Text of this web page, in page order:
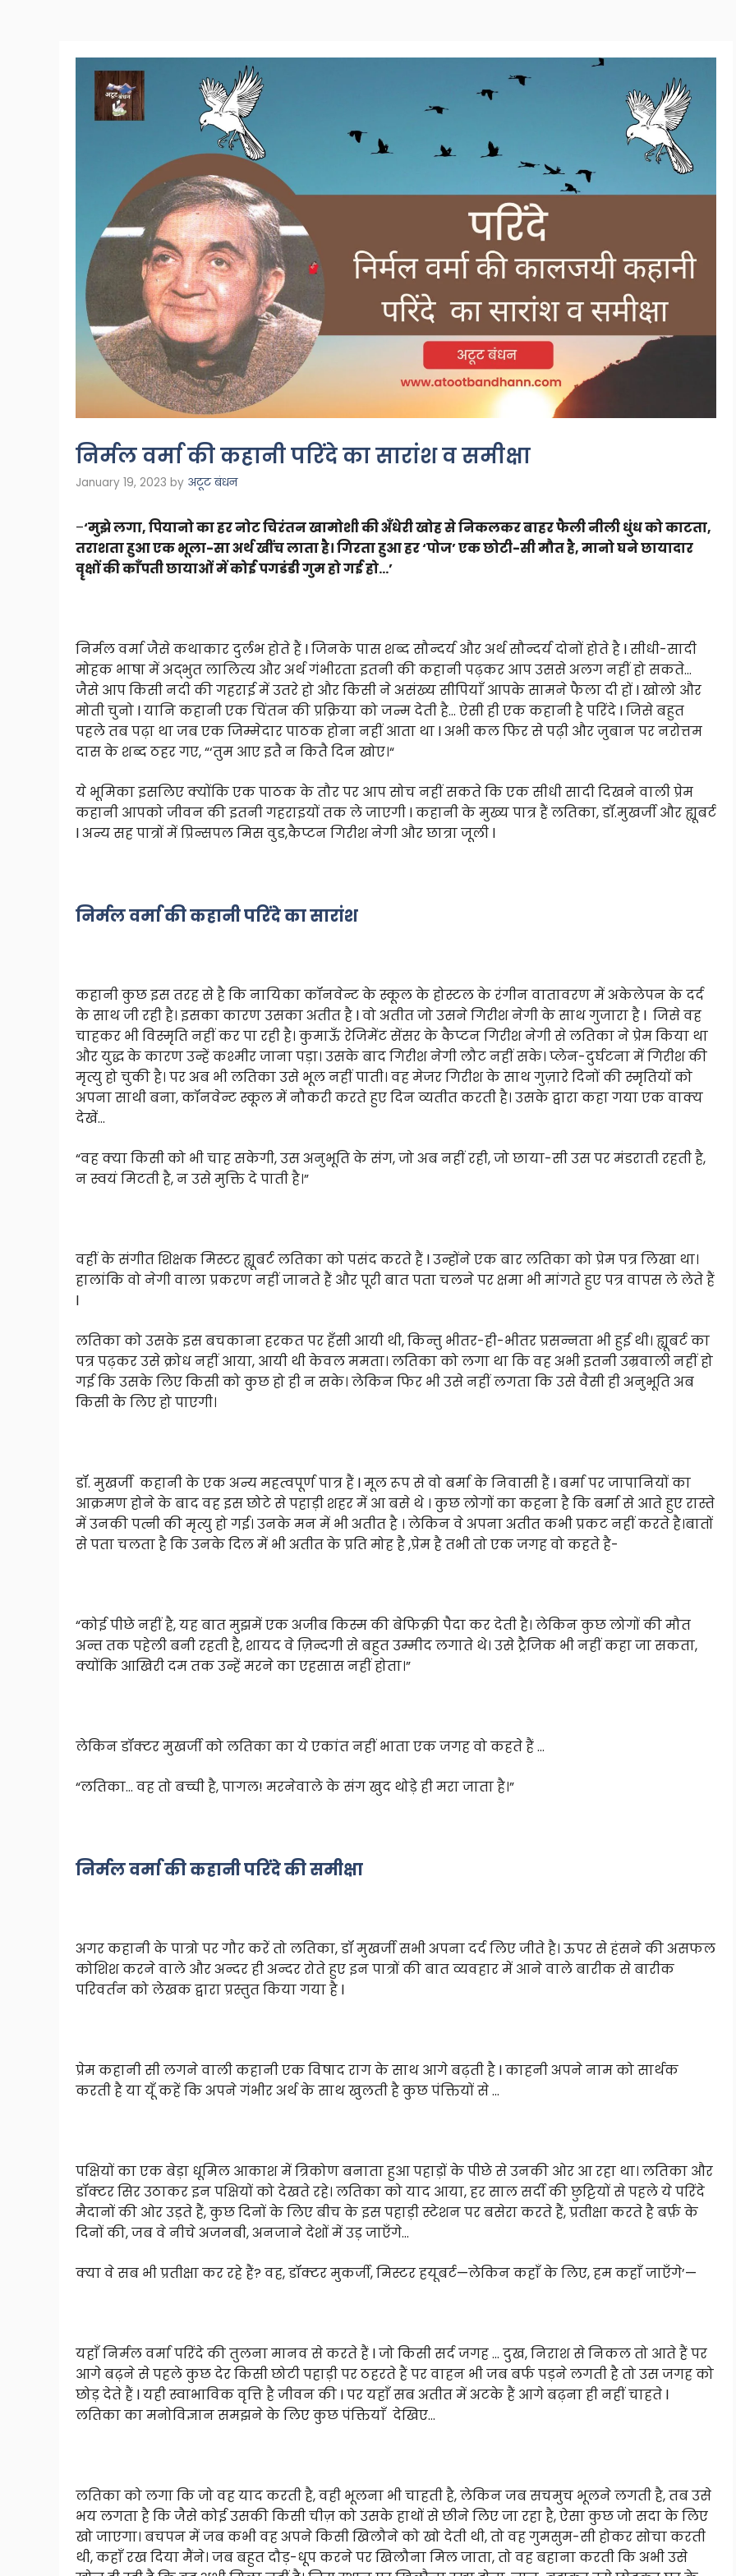
निर्मल वर्मा की कहानी परिंदे का सारांश व समीक्षा
January 19, 2023 by अटूट बंधन
–‘मुझे लगा, पियानो का हर नोट चिरंतन खामोशी की अँधेरी खोह से निकलकर बाहर फैली नीली धुंध को काटता,
तराशता हुआ एक भूला-सा अर्थ खींच लाता है। गिरता हुआ हर ‘पोज’ एक छोटी-सी मौत है, मानो घने छायादार
वॄक्षों की काँपती छायाओं में कोई पगडंडी गुम हो गई हो…’
निर्मल वर्मा जैसे कथाकार दुर्लभ होते हैं l जिनके पास शब्द सौन्दर्य और अर्थ सौन्दर्य दोनों होते है l सीधी-सादी
मोहक भाषा में अद्भुत लालित्य और अर्थ गंभीरता इतनी की कहानी पढ़कर आप उससे अलग नहीं हो सकते…
जैसे आप किसी नदी की गहराई में उतरे हो और किसी ने असंख्य सीपियाँ आपके सामने फैला दी हों l खोलो और
मोती चुनो l यानि कहानी एक चिंतन की प्रक्रिया को जन्म देती है… ऐसी ही एक कहानी है परिंदे l जिसे बहुत
पहले तब पढ़ा था जब एक जिम्मेदार पाठक होना नहीं आता था l अभी कल फिर से पढ़ी और जुबान पर नरोत्तम
दास के शब्द ठहर गए, “‘तुम आए इतै न कितै दिन खोए।“
ये भूमिका इसलिए क्योंकि एक पाठक के तौर पर आप सोच नहीं सकते कि एक सीधी सादी दिखने वाली प्रेम
कहानी आपको जीवन की इतनी गहराइयों तक ले जाएगी l कहानी के मुख्य पात्र हैं लतिका, डॉ.मुखर्जी और ह्यूबर्ट
l अन्य सह पात्रों में प्रिन्सपल मिस वुड,कैप्टन गिरीश नेगी और छात्रा जूली l
निर्मल वर्मा की कहानी परिंदे का सारांश
कहानी कुछ इस तरह से है कि नायिका कॉनवेन्ट के स्कूल के होस्टल के रंगीन वातावरण में अकेलेपन के दर्द
के साथ जी रही है। इसका कारण उसका अतीत है l वो अतीत जो उसने गिरीश नेगी के साथ गुजारा है l जिसे वह
चाहकर भी विस्मृति नहीं कर पा रही है। कुमाऊँ रेजिमेंट सेंसर के कैप्टन गिरीश नेगी से लतिका ने प्रेम किया था
और युद्ध के कारण उन्हें कश्मीर जाना पड़ा। उसके बाद गिरीश नेगी लौट नहीं सके। प्लेन-दुर्घटना में गिरीश की
मृत्यु हो चुकी है। पर अब भी लतिका उसे भूल नहीं पाती। वह मेजर गिरीश के साथ गुज़ारे दिनों की स्मृतियों को
अपना साथी बना, कॉनवेन्ट स्कूल में नौकरी करते हुए दिन व्यतीत करती है। उसके द्वारा कहा गया एक वाक्य
देखें…
“वह क्या किसी को भी चाह सकेगी, उस अनुभूति के संग, जो अब नहीं रही, जो छाया-सी उस पर मंडराती रहती है,
न स्वयं मिटती है, न उसे मुक्ति दे पाती है।”
वहीं के संगीत शिक्षक मिस्टर ह्यूबर्ट लतिका को पसंद करते हैं l उन्होंने एक बार लतिका को प्रेम पत्र लिखा था।
हालांकि वो नेगी वाला प्रकरण नहीं जानते हैं और पूरी बात पता चलने पर क्षमा भी मांगते हुए पत्र वापस ले लेते हैं
l
लतिका को उसके इस बचकाना हरकत पर हँसी आयी थी, किन्तु भीतर-ही-भीतर प्रसन्नता भी हुई थी। ह्यूबर्ट का
पत्र पढ़कर उसे क्रोध नहीं आया, आयी थी केवल ममता। लतिका को लगा था कि वह अभी इतनी उम्रवाली नहीं हो
गई कि उसके लिए किसी को कुछ हो ही न सके। लेकिन फिर भी उसे नहीं लगता कि उसे वैसी ही अनुभूति अब
किसी के लिए हो पाएगी।
डॉ. मुखर्जी कहानी के एक अन्य महत्वपूर्ण पात्र हैं l मूल रूप से वो बर्मा के निवासी हैं l बर्मा पर जापानियों का
आक्रमण होने के बाद वह इस छोटे से पहाड़ी शहर में आ बसे थे । कुछ लोगों का कहना है कि बर्मा से आते हुए रास्ते
में उनकी पत्नी की मृत्यु हो गई। उनके मन‌ में भी अतीत है । लेकिन वे अपना अतीत कभी प्रकट नहीं करते है।बातों
से पता चलता है कि उनके दिल में भी अतीत के प्रति मोह है ,प्रेम है तभी तो एक जगह वो कहते है-
“कोई पीछे नहीं है, यह बात मुझमें एक अजीब किस्म की बेफिक्री पैदा कर देती है। लेकिन कुछ लोगों की मौत
अन्त तक पहेली बनी रहती है, शायद वे ज़िन्दगी से बहुत उम्मीद लगाते थे। उसे ट्रैजिक भी नहीं कहा जा सकता,
क्योंकि आखिरी दम तक उन्हें मरने का एहसास नहीं होता।”
लेकिन डॉक्टर मुखर्जी को लतिका का ये एकांत नहीं भाता एक जगह वो कहते हैं …
“लतिका… वह तो बच्ची है, पागल! मरनेवाले के संग खुद थोड़े ही मरा जाता है।”
निर्मल वर्मा की कहानी परिंदे की समीक्षा
अगर कहानी के पात्रो पर गौर करें तो लतिका, डॉ मुखर्जी सभी अपना दर्द लिए जीते है। ऊपर से हंसने की असफल
कोशिश करने वाले और अन्दर ही अन्दर रोते हुए इन पात्रों की बात व्यवहार में आने वाले बारीक से बारीक
परिवर्तन को लेखक द्वारा प्रस्तुत किया गया है l
प्रेम कहानी सी लगने वाली कहानी एक विषाद राग के साथ आगे बढ़ती है l काहनी अपने नाम को सार्थक
करती है या यूँ कहें कि अपने गंभीर अर्थ के साथ खुलती है कुछ पंक्तियों से …
पक्षियों का एक बेड़ा धूमिल आकाश में त्रिकोण बनाता हुआ पहाड़ों के पीछे से उनकी ओर आ रहा था। लतिका और
डॉक्टर सिर उठाकर इन पक्षियों को देखते रहे। लतिका को याद आया, हर साल सर्दी की छुट्टियों से पहले ये परिंदे
मैदानों की ओर उड़ते हैं, कुछ दिनों के लिए बीच के इस पहाड़ी स्टेशन पर बसेरा करते हैं, प्रतीक्षा करते है बर्फ़ के
दिनों की, जब वे नीचे अजनबी, अनजाने देशों में उड़ जाएँगे…
क्या वे सब भी प्रतीक्षा कर रहे हैं? वह, डॉक्टर मुकर्जी, मिस्टर हयूबर्ट—लेकिन कहाँ के लिए, हम कहाँ जाएँगे’—
यहाँ निर्मल वर्मा परिंदे की तुलना मानव से करते हैं l जो किसी सर्द जगह … दुख, निराश से निकल तो आते हैं पर
आगे बढ़ने से पहले कुछ देर किसी छोटी पहाड़ी पर ठहरते हैं पर वाहन भी जब बर्फ पड़ने लगती है तो उस जगह को
छोड़ देते हैं l यही स्वाभाविक वृत्ति है जीवन की l पर यहाँ सब अतीत में अटके हैं आगे बढ़ना ही नहीं चाहते l
लतिका का मनोविज्ञान समझने के लिए कुछ पंक्तियाँ देखिए…
लतिका को लगा कि जो वह याद करती है, वही भूलना भी चाहती है, लेकिन जब सचमुच भूलने लगती है, तब उसे
भय लगता है कि जैसे कोई उसकी किसी चीज़ को उसके हाथों से छीने लिए जा रहा है, ऐसा कुछ जो सदा के लिए
खो जाएगा। बचपन में जब कभी वह अपने किसी खिलौने को खो देती थी, तो वह गुमसुम-सी होकर सोचा करती
थी, कहाँ रख दिया मैंने। जब बहुत दौड़-धूप करने पर खिलौना मिल जाता, तो वह बहाना करती कि अभी उसे